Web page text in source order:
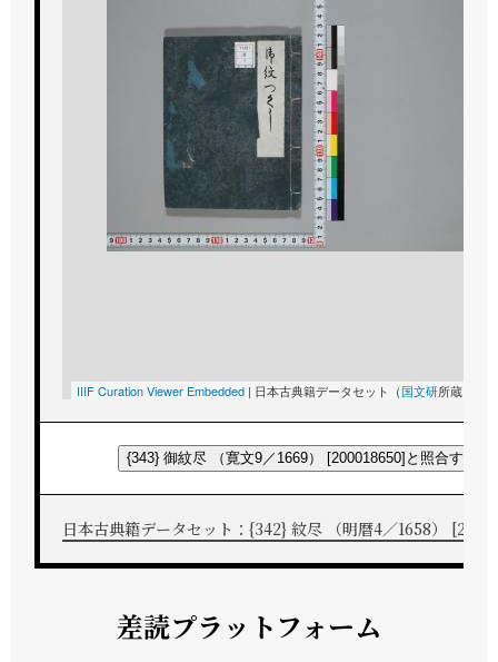
IIIF Curation Viewer Embedded | 日本古典籍データセット（国文研所蔵）
{343} 御紋尽 （寛文9／1669） [200018650]と照合する
日本古典籍データセット：{342} 紋尽 （明暦4／1658）
差読プラットフォーム